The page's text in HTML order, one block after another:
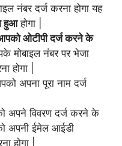
नंबर दर्ज करना होगा यह
हुआहोगा |
ओटीपी दर्ज करने के
मोबाइल नंबर पर भेजा
होगा |
अपना पूरा नाम दर्ज
अपने विवरण दर्ज करने के
अपनी ईमेल आईडी
होगा |